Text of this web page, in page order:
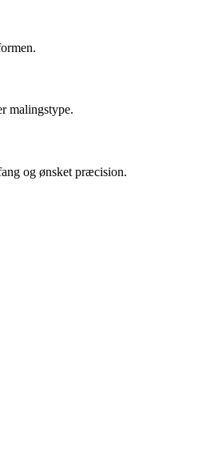
malingstype.
og ønsket præcision.